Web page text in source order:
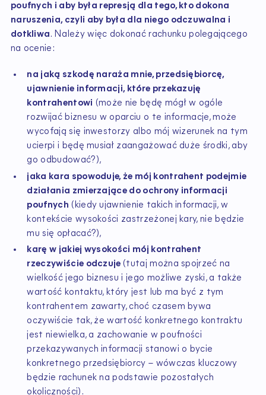
poufnych i aby była represją dla tego, kto dokona
naruszenia, czyli aby była dla niego odczuwalna i
dotkliwa. Należy więc dokonać rachunku polegającego
na ocenie:
na jaką szkodę naraża mnie, przedsiębiorcę,
ujawnienie informacji, które przekazuję
kontrahentowi (może nie będę mógł w ogóle
rozwijać biznesu w oparciu o te informacje, może
wycofają się inwestorzy albo mój wizerunek na tym
ucierpi i będę musiał zaangażować duże środki, aby
go odbudować?),
jaka kara spowoduje, że mój kontrahent podejmie
działania zmierzające do ochrony informacji
poufnych (kiedy ujawnienie takich informacji, w
kontekście wysokości zastrzeżonej kary, nie będzie
mu się opłacać?),
karę w jakiej wysokości mój kontrahent
rzeczywiście odczuje(tutaj można spojrzeć na
wielkość jego biznesu i jego możliwe zyski, a także
wartość kontaktu, który jest lub ma być z tym
kontrahentem zawarty, choć czasem bywa
oczywiście tak, że wartość konkretnego kontraktu
jest niewielka, a zachowanie w poufności
przekazywanych informacji stanowi o bycie
konkretnego przedsiębiorcy – wówczas kluczowy
będzie rachunek na podstawie pozostałych
okoliczności).